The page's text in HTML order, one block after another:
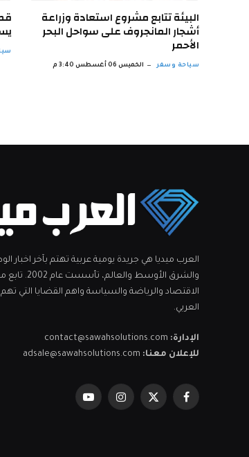
البيئة تتابع مشروع استعادة وزراعة
أشجار المانجروف على سواحل البحر
الأحمر
سياحة وسفر الخميس 06 أغسطس 3:40 م
العرب ميديا هي جريدة يومية عربية تهتم بآخر اخبار
والشرق الأوسط
الاقتصاد والرياضة والسياسة واهم القضايا التي
العربي.
الإدارة: contact@sawahsolutions.com
للإعلان معنا: adsale@sawahsolutions.com
فيسبوكX
الانستغراميوتيوب